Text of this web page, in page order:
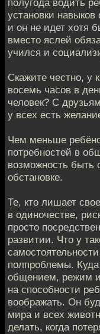
полугода водить
установки
и он не идет хотя
вместо яслей
учился и
Скажите честно, у
восемь часов в
человек? С
у всех есть
Чем меньше
потребностей в
возможность быть
обстановке.
Те, кто лишает
в одиночестве,
просто
развитии. Что у
полпроблемы. Куда
общением, режим и
на способности
воображать. Он
мира и всех
делать, когда